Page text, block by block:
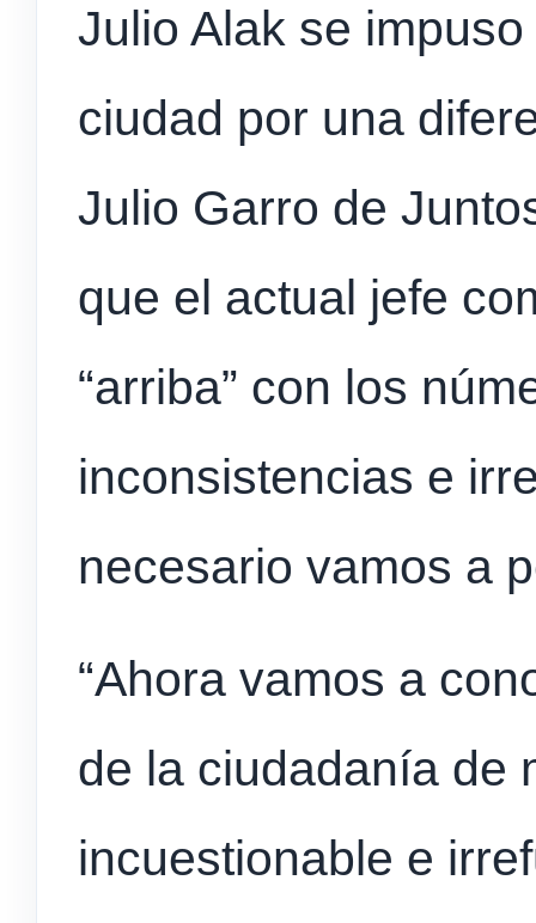
Julio Alak se
ciudad por una
Julio Garro de
que el actual jefe
“arriba” con los
inconsistencias e
necesario vamos a
“Ahora vamos a
de la ciudadanía de
incuestionable e